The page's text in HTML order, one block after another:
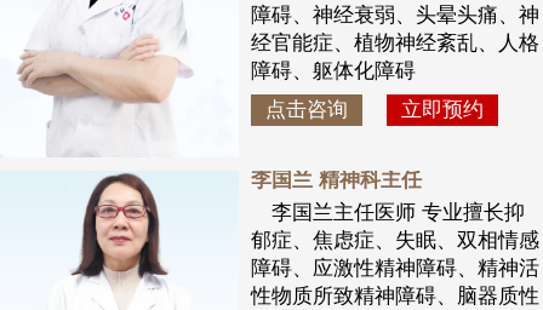
障碍、神经衰弱、头晕头痛、神
经官能症、植物神经紊乱、人格
障碍、躯体化障碍
点击咨询
立即预约
李国兰 精神科主任
李国兰主任医师 专业擅长抑
郁症、焦虑症、失眠、双相情感
障碍、应激性精神障碍、精神活
性物质所致精神障碍、脑器质性